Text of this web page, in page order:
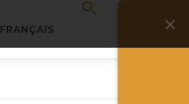
FRANÇAIS